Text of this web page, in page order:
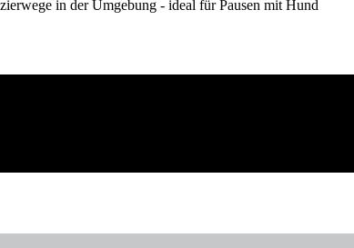
in der Umgebung - ideal für Pausen mit Hund